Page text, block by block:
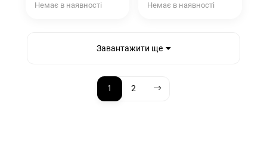
Немає в наявності Немає в наявності
Завантажити ще
1 2